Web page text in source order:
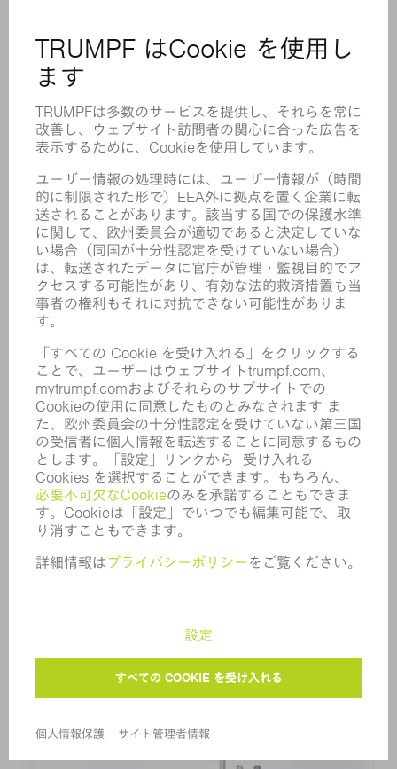
グリースG1
900 g
アルミニウム用パンチング・ニブリングオイル